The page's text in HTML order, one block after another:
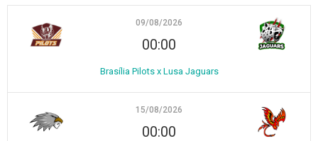
09/08/2026
00:00
Brasília Pilots x Lusa Jaguars
15/08/2026
00:00